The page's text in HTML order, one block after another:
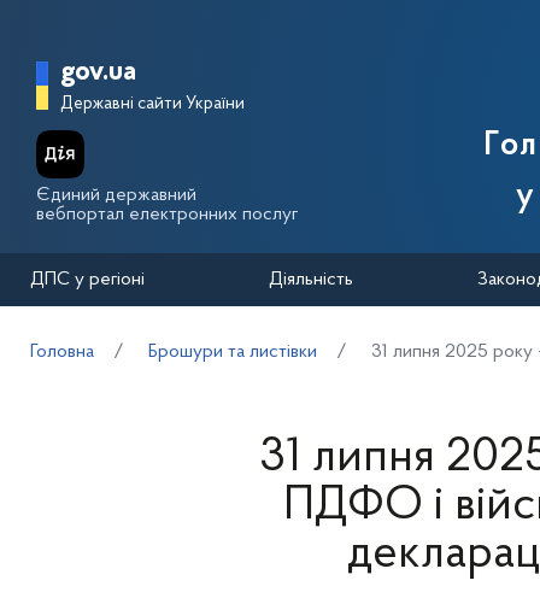
Головна сторінка Державної
gov.ua
Державні сайти України
Єдиний державний
вебпортал електронних послуг
ДПС у регіоні Діяльність
Головна Брошури та листівки 31 липня 2025 року
31 липня
ПДФО і